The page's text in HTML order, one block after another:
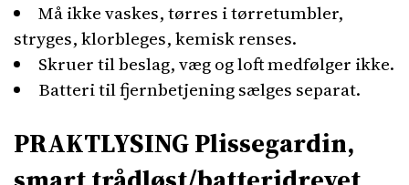
Må ikke vaskes, tørres i tørretumbler,
stryges, klorbleges, kemisk renses.
Skruer til beslag, væg og loft medfølger ikke.
Batteri til fjernbetjening sælges separat.
PRAKTLYSING Plissegardin,